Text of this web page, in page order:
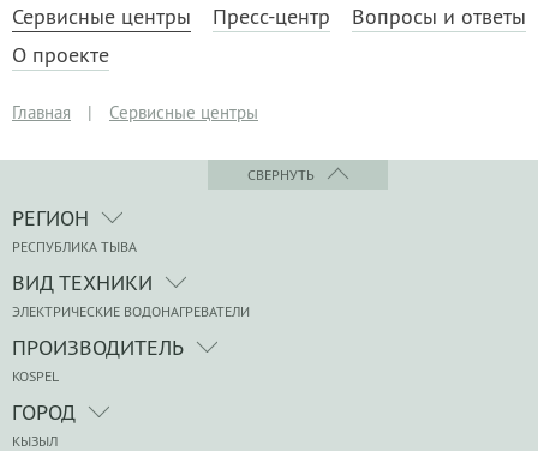
Сервисные центры Пресс-центр
Вопросы и ответы
О проекте
Главная | Сервисные центры
СВЕРНУТЬ
РЕГИОН
РЕСПУБЛИКА ТЫВА
ВИД ТЕХНИКИ
ЭЛЕКТРИЧЕСКИЕ ВОДОНАГРЕВАТЕЛИ
ПРОИЗВОДИТЕЛЬ
KOSPEL
ГОРОД
КЫЗЫЛ